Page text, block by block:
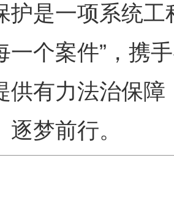
护是一项系统
一个案件”，携
供有力法治保障
逐梦前行。